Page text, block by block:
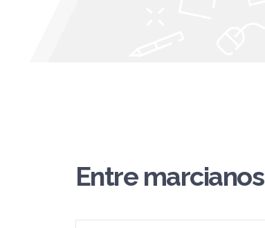
Entre marcianos